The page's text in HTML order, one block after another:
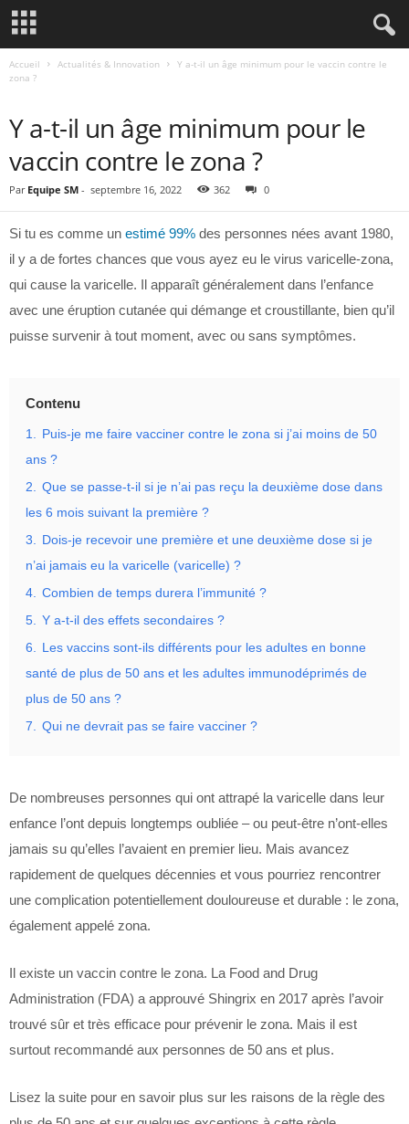
Accueil Actualités & Innovation
Y a-t-il un âge minimum pour le vaccin contre le
zona ?
Y a-t-il un âge minimum pour le
vaccin contre le zona ?
Par Equipe SM - septembre 16, 2022 362 0
Si tu es comme un estimé 99% des personnes nées avant 1980,
il y a de fortes chances que vous ayez eu le virus varicelle-zona,
qui cause la varicelle. Il apparaît généralement dans l’enfance
avec une éruption cutanée qui démange et croustillante, bien qu’il
puisse survenir à tout moment, avec ou sans symptômes.
Contenu
1. Puis-je me faire vacciner contre le zona si j’ai moins de 50
ans ?
2. Que se passe-t-il si je n’ai pas reçu la deuxième dose dans
les 6 mois suivant la première ?
3. Dois-je recevoir une première et une deuxième dose si je
n’ai jamais eu la varicelle (varicelle) ?
4. Combien de temps durera l’immunité ?
5. Y a-t-il des effets secondaires ?
6. Les vaccins sont-ils différents pour les adultes en bonne
santé de plus de 50 ans et les adultes immunodéprimés de
plus de 50 ans ?
7. Qui ne devrait pas se faire vacciner ?
De nombreuses personnes qui ont attrapé la varicelle dans leur
enfance l’ont depuis longtemps oubliée – ou peut-être n’ont-elles
jamais su qu’elles l’avaient en premier lieu. Mais avancez
rapidement de quelques décennies et vous pourriez rencontrer
une complication potentiellement douloureuse et durable : le zona,
également appelé zona.
Il existe un vaccin contre le zona. La Food and Drug
Administration (FDA) a approuvé Shingrix en 2017 après l’avoir
trouvé sûr et très efficace pour prévenir le zona. Mais il est
surtout recommandé aux personnes de 50 ans et plus.
Lisez la suite pour en savoir plus sur les raisons de la règle des